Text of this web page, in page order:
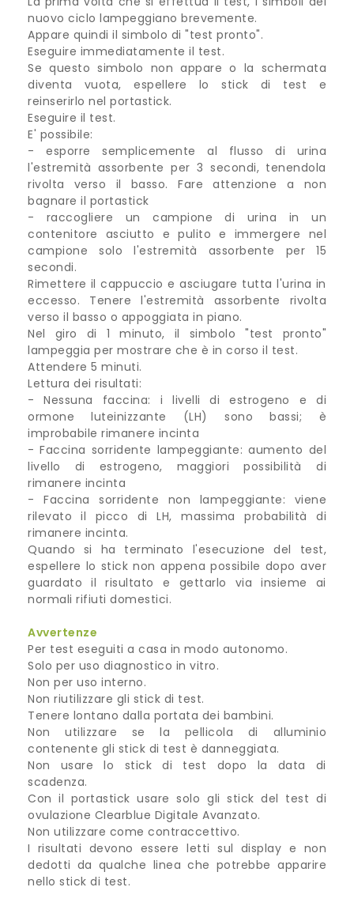
nuovo ciclo lampeggiano brevemente.
Appare quindi il simbolo di "test pronto".
Eseguire immediatamente il test.
Se questo simbolo non appare o la schermata
diventa vuota, espellere lo stick di test e
reinserirlo nel portastick.
Eseguire il test.
E' possibile:
- esporre semplicemente al flusso di urina
l'estremità assorbente per 3 secondi, tenendola
rivolta verso il basso. Fare attenzione a non
bagnare il portastick
- raccogliere un campione di urina in un
contenitore asciutto e pulito e immergere nel
campione solo l'estremità assorbente per 15
secondi.
Rimettere il cappuccio e asciugare tutta l'urina in
eccesso. Tenere l'estremità assorbente rivolta
verso il basso o appoggiata in piano.
Nel giro di 1 minuto, il simbolo "test pronto"
lampeggia per mostrare che è in corso il test.
Attendere 5 minuti.
Lettura dei risultati:
- Nessuna faccina: i livelli di estrogeno e di
ormone luteinizzante (LH) sono bassi; è
improbabile rimanere incinta
- Faccina sorridente lampeggiante: aumento del
livello di estrogeno, maggiori possibilità di
rimanere incinta
- Faccina sorridente non lampeggiante: viene
rilevato il picco di LH, massima probabilità di
rimanere incinta.
Quando si ha terminato l'esecuzione del test,
espellere lo stick non appena possibile dopo aver
guardato il risultato e gettarlo via insieme ai
normali rifiuti domestici.
Avvertenze
Per test eseguiti a casa in modo autonomo.
Solo per uso diagnostico in vitro.
Non per uso interno.
Non riutilizzare gli stick di test.
Tenere lontano dalla portata dei bambini.
Non utilizzare se la pellicola di alluminio
contenente gli stick di test è danneggiata.
Non usare lo stick di test dopo la data di
scadenza.
Con il portastick usare solo gli stick del test di
ovulazione Clearblue Digitale Avanzato.
Non utilizzare come contraccettivo.
I risultati devono essere letti sul display e non
dedotti da qualche linea che potrebbe apparire
nello stick di test.